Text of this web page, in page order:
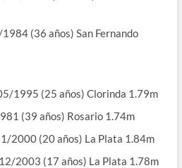
(36 años) San Fernando
1995 (25 años) Clorinda 1.79m
(39 años) Rosario 1.74m
2000 (20 años) La Plata 1.84m
2003 (17 años) La Plata 1.78m